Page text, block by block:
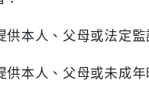
供本人、父母或法定監
供本人、父母或未成年